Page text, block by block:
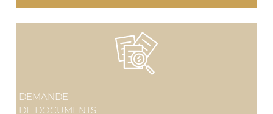
DEMANDE
DE DOCUMENTS